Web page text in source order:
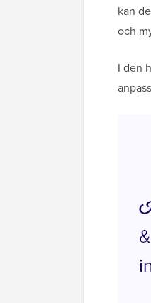
kan
och
I den